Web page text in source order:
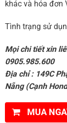
khác và hóa đơn
Tình trạng sử
Mọi chi tiết xin
0905.985.600
Địa chỉ : 149C
Nẵng (Cạnh
MUA